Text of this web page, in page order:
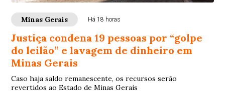
Minas Gerais Há 18 horas
Justiça condena 19 pessoas por “golpe
do leilão” e lavagem de dinheiro em
Minas Gerais
Caso haja saldo remanescente, os recursos serão
revertidos ao Estado de Minas Gerais